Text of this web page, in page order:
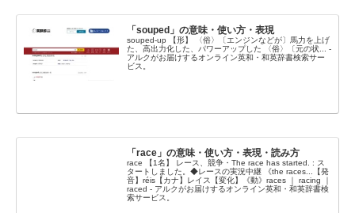
「souped」の意味・使い方・表現
souped-up 【形】 〈俗〉〔エンジンなどが〕馬力を上げ
た、高出力化した、パワーアップした 〈俗〉〔元の状... -
アルクがお届けするオンライン英和・和英辞書検索サー
ビス。
「race」の意味・使い方・表現・読み方
race 【1名】 レース、競争・The race has started. : ス
タートしました。◆レースの実況中継 《the races...【発
音】réis【カナ】レイス【変化】《動》races ｜ racing ｜
raced - アルクがお届けするオンライン英和・和英辞書検
索サービス。